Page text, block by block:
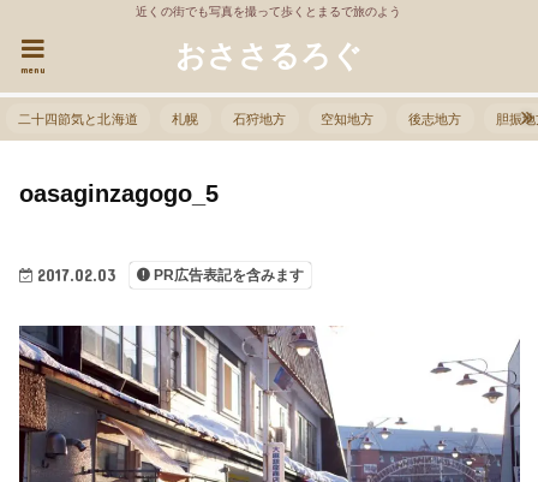
近くの街でも写真を撮って歩くとまるで旅のよう
おささるろぐ
menu
二十四節気と北海道 札幌 石狩地方 空知地方 後志地方 胆振
2017.02.03 PR広告表記を含みます
oasaginzagogo_5